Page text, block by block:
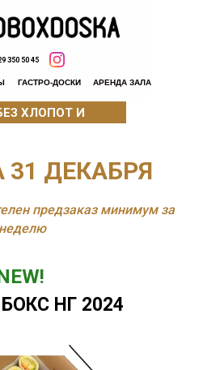
ГАСТРО-ДОСКИ АРЕНДА ЗАЛА
ХЛОПОТ И
350 50 45
ДЕКАБРЯ
предзаказ минимум за
неделю
НГ 2024